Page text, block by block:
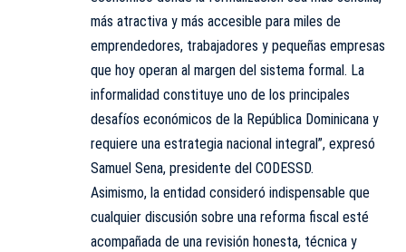
más atractiva y más accesible para miles de
emprendedores, trabajadores y pequeñas empresas
que hoy operan al margen del sistema formal. La
informalidad constituye uno de los principales
desafíos económicos de la República Dominicana y
requiere una estrategia nacional integral”, expresó
Samuel Sena, presidente del CODESSD.
Asimismo, la entidad consideró indispensable que
cualquier discusión sobre una reforma fiscal esté
acompañada de una revisión honesta, técnica y